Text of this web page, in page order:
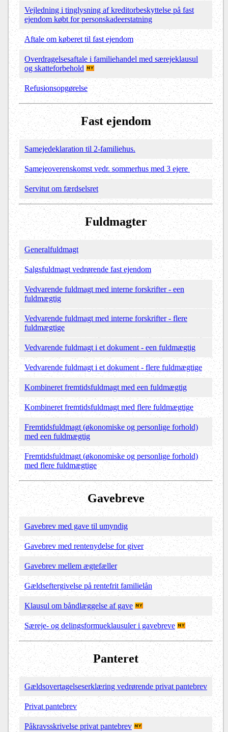
Vejledning i tinglysning af kreditorbeskyttelse på fast
ejendom købt for personskadeerstatning
Aftale om køberet til fast ejendom
Overdragelsesaftale i familiehandel med særejeklausul
og skatteforbehold
Refusionsopgørelse
Fast ejendom
Samejedeklaration til 2-familiehus.
Samejeoverenskomst vedr. sommerhus med 3 ejere
Servitut om færdselsret
Fuldmagter
Generalfuldmagt
Salgsfuldmagt vedrørende fast ejendom
Vedvarende fuldmagt med interne forskrifter - een
fuldmægtig
Vedvarende fuldmagt med interne forskrifter - flere
fuldmægtige
Vedvarende fuldmagt i et dokument - een fuldmægtig
Vedvarende fuldmagt i et dokument - flere fuldmægtige
Kombineret fremtidsfuldmagt med een fuldmægtig
Kombineret fremtidsfuldmagt med flere fuldmægtige
Fremtidsfuldmagt (økonomiske og personlige forhold)
med een fuldmægtig
Fremtidsfuldmagt (økonomiske og personlige forhold)
med flere fuldmægtige
Gavebreve
Gavebrev med gave til umyndig
Gavebrev med rentenydelse for giver
Gavebrev mellem ægtefæller
Gældseftergivelse på rentefrit familielån
Klausul om båndlæggelse af gave
Særeje- og delingsformueklausuler i gavebreve
Panteret
Gældsovertagelseserklæring vedrørende privat pantebrev
Privat pantebrev
Påkravsskrivelse privat pantebrev